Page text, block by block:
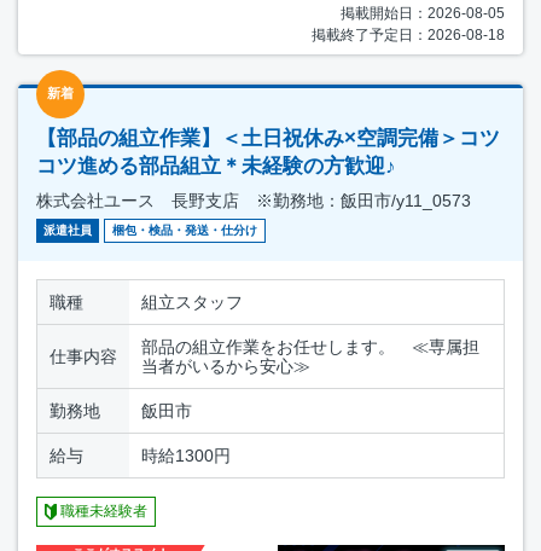
掲載開始日：2026-08-05
掲載終了予定日：2026-08-18
新着
【部品の組立作業】＜土日祝休み×空調完備＞コツ
コツ進める部品組立＊未経験の方歓迎♪
株式会社ユース 長野支店 ※勤務地：飯田市/y11_0573
派遣社員 梱包・検品・発送・仕分け
職種 組立スタッフ
仕事内容
部品の組立作業をお任せします。 ≪専属担
当者がいるから安心≫
勤務地 飯田市
給与 時給1300円
職種未経験者